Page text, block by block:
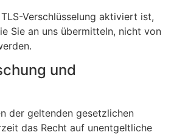
Verschlüsselung aktiviert ist,
Sie an uns übermitteln, nicht von
und
der geltenden gesetzlichen
das Recht auf unentgeltliche